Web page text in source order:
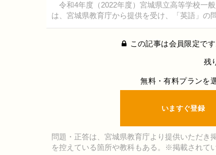
令和4年度（2022年度）宮城県立高等学校一
は、宮城県教育庁から提供を受け、「英語」の
この記事は会員限定で
残
無料・有料プランを
いますぐ登録
問題・正答は、宮城県教育庁より提供いただき
を控えている箇所や教科もある。※掲載されて